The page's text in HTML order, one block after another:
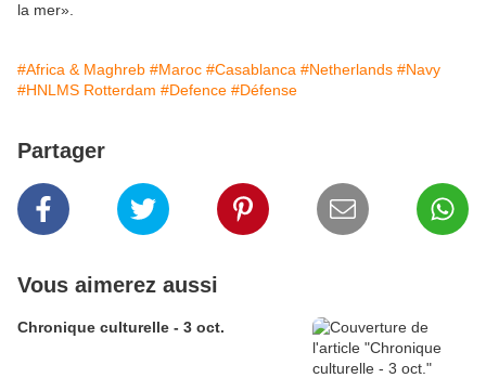
la mer».
#Africa & Maghreb #Maroc #Casablanca #Netherlands #Navy
#HNLMS Rotterdam #Defence #Défense
Partager
Vous aimerez aussi
Chronique culturelle - 3 oct.